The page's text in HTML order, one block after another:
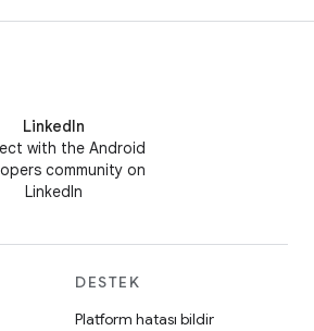
LinkedIn
with the Android
community on
LinkedIn
DESTEK
Platform hatası bildir